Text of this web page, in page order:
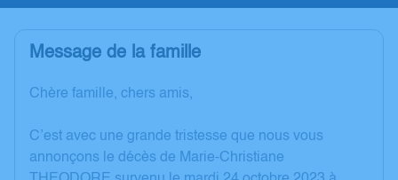
Message de la famille
Chère famille, chers amis,
C’est avec une grande tristesse que nous vous
annonçons le décès de Marie-Christiane